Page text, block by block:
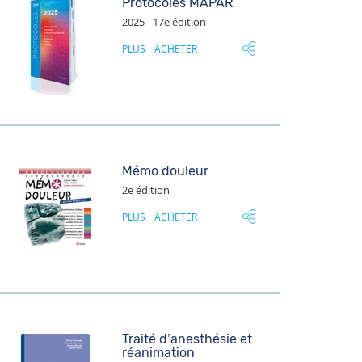
2025 - 17e édition
PLUS ACHETER
Mémo douleur
2e édition
PLUS ACHETER
Traité d’anesthésie et
réanimation